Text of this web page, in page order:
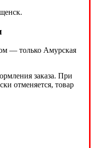
— только Амурская
заказа. При
отменяется, товар